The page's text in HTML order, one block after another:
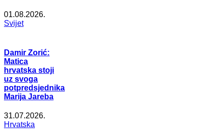
01.08.2026.
Svijet
Damir Zorić:
Matica
hrvatska stoji
uz svoga
potpredsjednika
Marija Jareba
31.07.2026.
Hrvatska